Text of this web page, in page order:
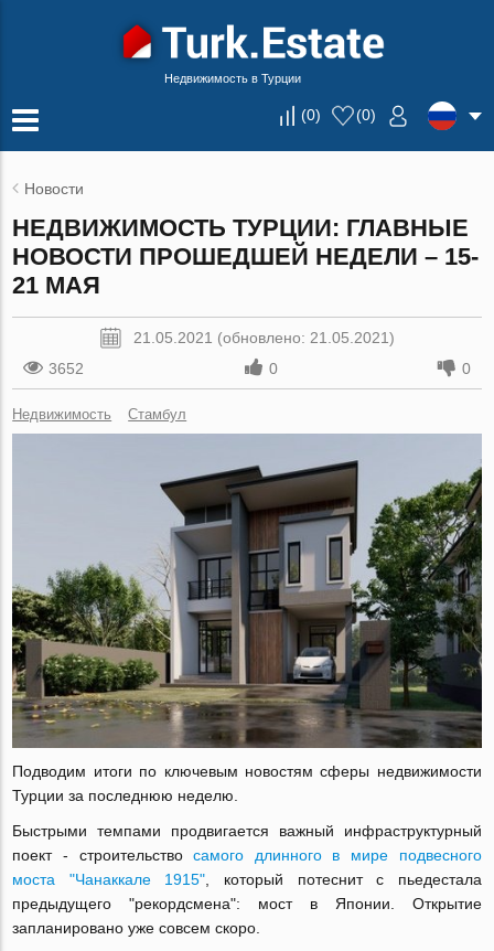
Недвижимость в Турции
(0) (0)
Новости
НЕДВИЖИМОСТЬ ТУРЦИИ: ГЛАВНЫЕ
НОВОСТИ ПРОШЕДШЕЙ НЕДЕЛИ – 15-
21 МАЯ
21.05.2021 (обновлено: 21.05.2021)
3652
0 0
Недвижимость Стамбул
Подводим итоги по ключевым новостям сферы недвижимости
Турции за последнюю неделю.
Быстрыми темпами продвигается важный инфраструктурный
поект - строительствосамого длинного в мире подвесного
моста "Чанаккале 1915" , который потеснит с пьедестала
предыдущего "рекордсмена": мост в Японии. Открытие
запланировано уже совсем скоро.